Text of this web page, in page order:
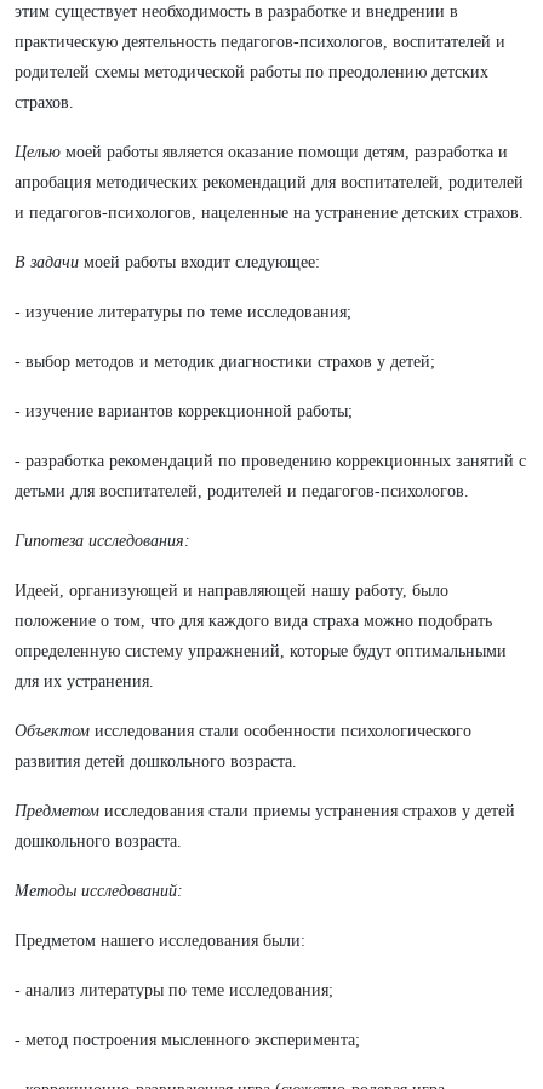
этим существует необходимость в разработке и внедрении в
практическую деятельность педагогов-психологов, воспитателей и
родителей схемы методической работы по преодолению детских
страхов.
Целью моей работы является оказание помощи детям, разработка и
апробация методических рекомендаций для воспитателей, родителей
и педагогов-психологов, нацеленные на устранение детских страхов.
В задачи моей работы входит следующее:
- изучение литературы по теме исследования;
- выбор методов и методик диагностики страхов у детей;
- изучение вариантов коррекционной работы;
- разработка рекомендаций по проведению коррекционных занятий с
детьми для воспитателей, родителей и педагогов-психологов.
Гипотеза исследования:
Идеей, организующей и направляющей нашу работу, было
положение о том, что для каждого вида страха можно подобрать
определенную систему упражнений, которые будут оптимальными
для их устранения.
Объектом исследования стали особенности психологического
развития детей дошкольного возраста.
Предметом исследования стали приемы устранения страхов у детей
дошкольного возраста.
Методы исследований:
Предметом нашего исследования были:
- анализ литературы по теме исследования;
- метод построения мысленного эксперимента;